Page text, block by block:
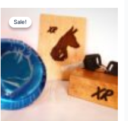
Sale!
Sale!
price
was:
$90.00.
price
$70.00.